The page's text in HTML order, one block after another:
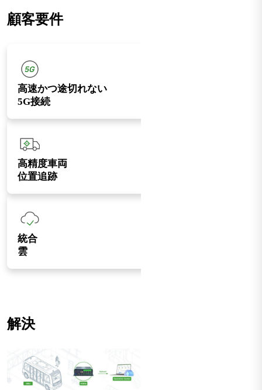
顧客要件
高速かつ途切れない
5G接続
高精度車両
位置追跡
統合
雲
解決